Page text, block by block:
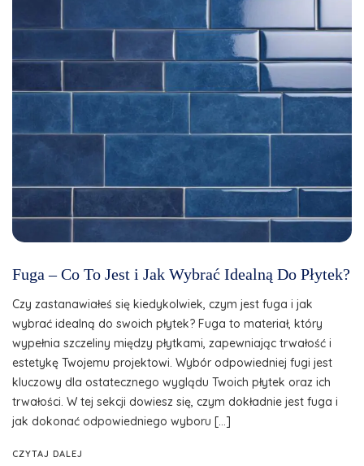
Fuga – Co To Jest i Jak Wybrać Idealną Do Płytek?
Czy zastanawiałeś się kiedykolwiek, czym jest fuga i jak
wybrać idealną do swoich płytek? Fuga to materiał, który
wypełnia szczeliny między płytkami, zapewniając trwałość i
estetykę Twojemu projektowi. Wybór odpowiedniej fugi jest
kluczowy dla ostatecznego wyglądu Twoich płytek oraz ich
trwałości. W tej sekcji dowiesz się, czym dokładnie jest fuga i
jak dokonać odpowiedniego wyboru […]
CZYTAJ DALEJ